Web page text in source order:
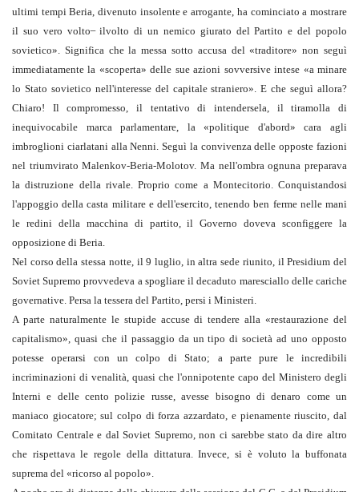
ultimi tempi Beria, divenuto insolente e arrogante, ha cominciato a mostrare
il suo vero volto ̶ ilvolto di un nemico giurato del Partito e del popolo
sovietico». Significa che la messa sotto accusa del «traditore» non seguì
immediatamente la «scoperta» delle sue azioni sovversive intese «a minare
lo Stato sovietico nell'interesse del capitale straniero». E che seguì allora?
Chiaro! Il compromesso, il tentativo di intendersela, il tiramolla di
inequivocabile marca parlamentare, la «politique d'abord» cara agli
imbroglioni ciarlatani alla Nenni. Seguì la convivenza delle opposte fazioni
nel triumvirato Malenkov-Beria-Molotov. Ma nell'ombra ognuna preparava
la distruzione della rivale. Proprio come a Montecitorio. Conquistandosi
l'appoggio della casta militare e dell'esercito, tenendo ben ferme nelle mani
le redini della macchina di partito, il Governo doveva sconfiggere la
opposizione di Beria.
Nel corso della stessa notte, il 9 luglio, in altra sede riunito, il Presidium del
Soviet Supremo provvedeva a spogliare il decaduto maresciallo delle cariche
governative. Persa la tessera del Partito, persi i Ministeri.
A parte naturalmente le stupide accuse di tendere alla «restaurazione del
capitalismo», quasi che il passaggio da un tipo di società ad uno opposto
potesse operarsi con un colpo di Stato; a parte pure le incredibili
incriminazioni di venalità, quasi che l'onnipotente capo del Ministero degli
Interni e delle cento polizie russe, avesse bisogno di denaro come un
maniaco giocatore; sul colpo di forza azzardato, e pienamente riuscito, dal
Comitato Centrale e dal Soviet Supremo, non ci sarebbe stato da dire altro
che rispettava le regole della dittatura. Invece, si è voluto la buffonata
suprema del «ricorso al popolo».